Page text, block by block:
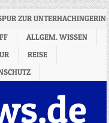
ZUR
ALLGEM. WISSEN
REISE